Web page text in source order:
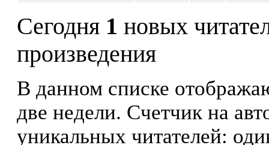
Сегодня 1 новых
произведения
В данном списке
две недели. Счетчик на
уникальных читателей: